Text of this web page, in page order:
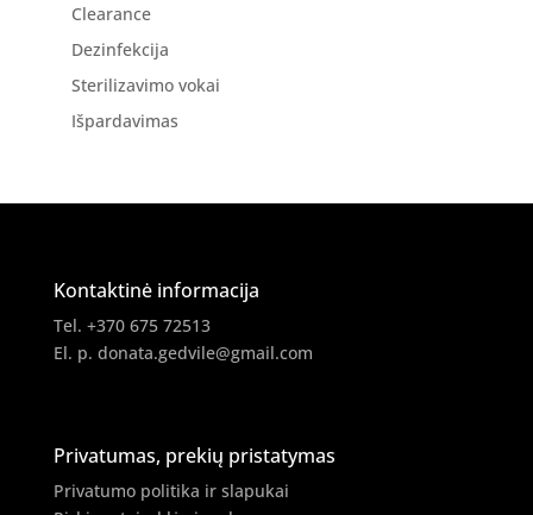
Clearance
Dezinfekcija
Sterilizavimo vokai
Išpardavimas
Kontaktinė informacija
Tel. +370 675 72513
El. p. donata.gedvile@gmail.com
Privatumas, prekių pristatymas
Privatumo politika ir slapukai